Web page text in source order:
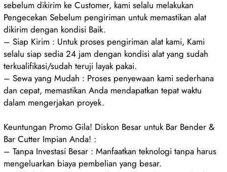
sebelum dikirim ke Customer, kami selalu melakukan
Pengecekan Sebelum pengiriman untuk memastikan alat
dikirim dengan kondisi Baik.
– Siap Kirim : Untuk proses pengiriman alat kami, Kami
selalu siap sedia 24 jam dengan kondisi alat yang sudah
terkualifikasi/sudah teruji layak pakai.
– Sewa yang Mudah : Proses penyewaan kami sederhana
dan cepat, memastikan Anda mendapatkan tepat waktu
dalam mengerjakan proyek.
Keuntungan Promo Gila! Diskon Besar untuk Bar Bender &
Bar Cutter Impian Anda! :
– Tanpa Investasi Besar : Manfaatkan teknologi tanpa harus
mengeluarkan biaya pembelian yang besar.